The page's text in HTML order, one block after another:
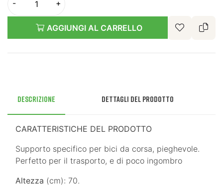
AGGIUNGI AL CARRELLO
Descrizione Dettagli del prodotto
CARATTERISTICHE DEL PRODOTTO
Supporto specifico per bici da corsa, pieghevole.
Perfetto per il trasporto, e di poco ingombro
Altezza (cm): 70.